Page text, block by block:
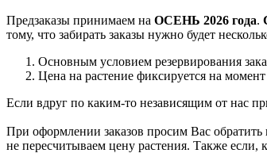
Предзаказы принимаем на ОСЕНЬ 2026 года.
тому, что забирать заказы нужно будет
Основным условием резервирования
Цена на растение фиксируется на
Если вдруг по каким-то независящим от нас
При оформлении заказов просим Вас
не пересчитываем цену растения. Также